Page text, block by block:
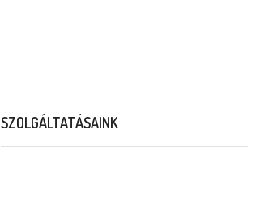
SZOLGÁLTATÁSAINK